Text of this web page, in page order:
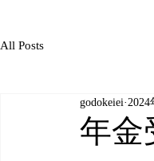
All Posts
年金
godokeiei 2024